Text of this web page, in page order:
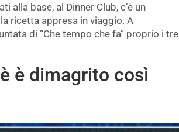
alla base, al Dinner Club, c’è un
ricetta appresa in viaggio. A
di “Che tempo che fa” proprio i tre
è dimagrito così